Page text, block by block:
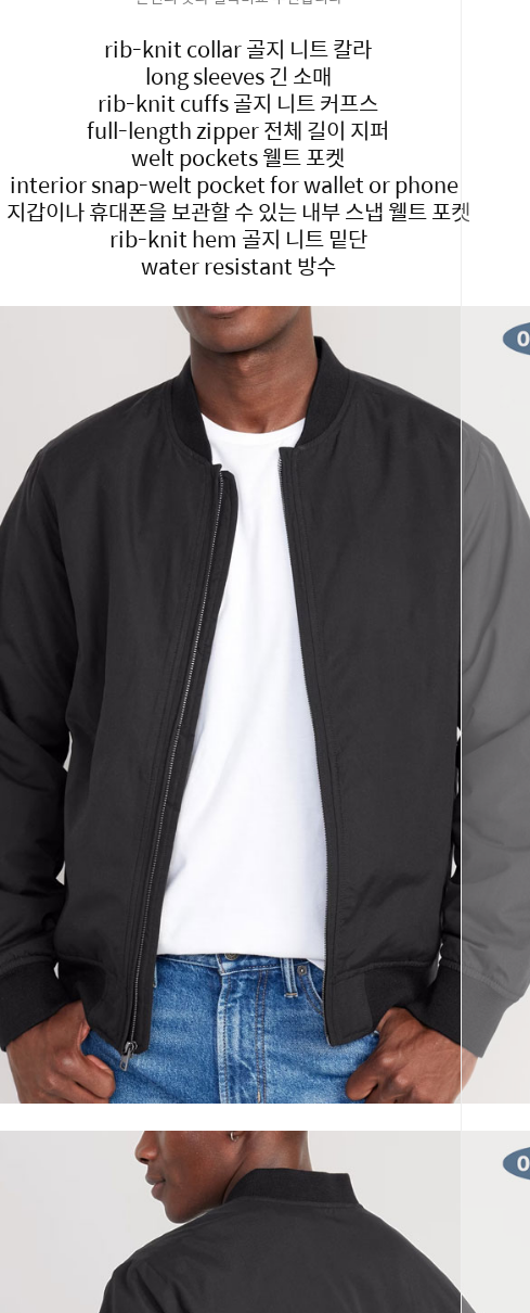
rib-knit collar골지 니트 칼라
long sleeves긴 소매
rib-knit cuffs골지 니트 커프스
full-length zipper전체 길이 지퍼
welt pockets웰트 포켓
interior snap-welt pocket for wallet or phone
지갑이나 휴대폰을 보관할 수 있는 내부 스냅 웰트 포켓
rib-knit hem 골지 니트 밑단
water resistant방수